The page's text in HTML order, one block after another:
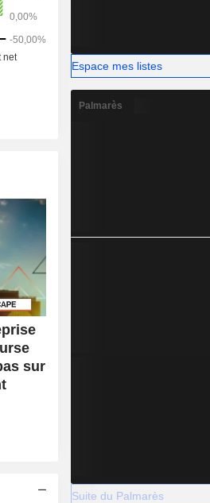
sur
Espace mes listes
Palmarès
Suite du Palmarès